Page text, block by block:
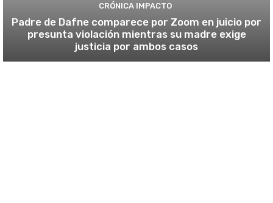
CRÓNICA IMPACTO
Padre de Dafne comparece por Zoom en juicio por
presunta violación mientras su madre exige
justicia por ambos casos